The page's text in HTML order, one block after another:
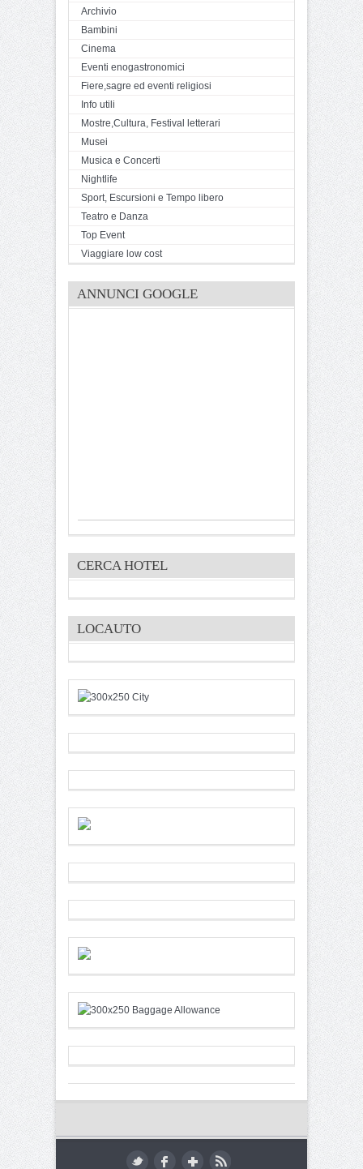
Archivio
Bambini
Cinema
Eventi enogastronomici
Fiere,sagre ed eventi religiosi
Info utili
Mostre,Cultura, Festival letterari
Musei
Musica e Concerti
Nightlife
Sport, Escursioni e Tempo libero
Teatro e Danza
Top Event
Viaggiare low cost
ANNUNCI GOOGLE
CERCA HOTEL
LOCAUTO